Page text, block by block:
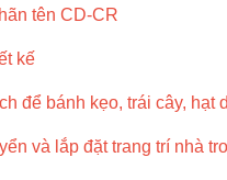
tên CD-CR
kế
để bánh kẹo, trái cây, hạt
và lắp đặt trang trí nhà